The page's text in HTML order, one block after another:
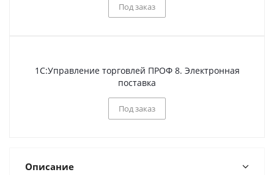
Под заказ
1С:Управление торговлей ПРОФ 8. Электронная
поставка
Под заказ
Описание